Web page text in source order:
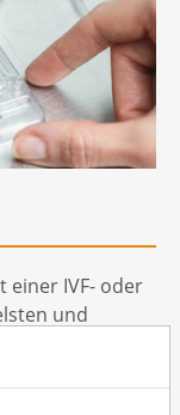
einer IVF- oder
und
ein
mit